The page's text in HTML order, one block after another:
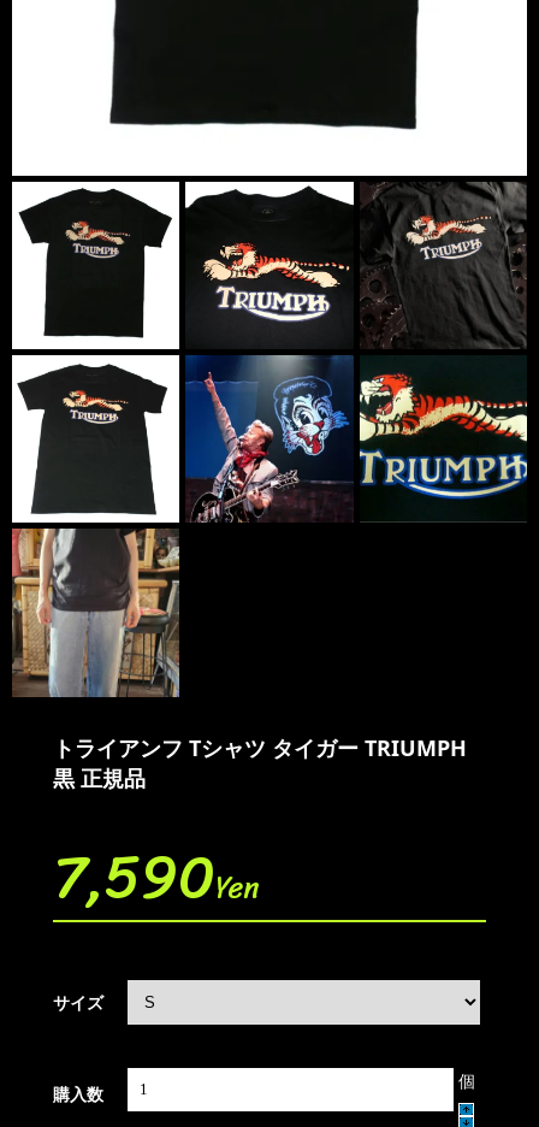
トライアンフ Tシャツ タイガー TRIUMPH
黒 正規品
7,590Yen
サイズ
購入数
個